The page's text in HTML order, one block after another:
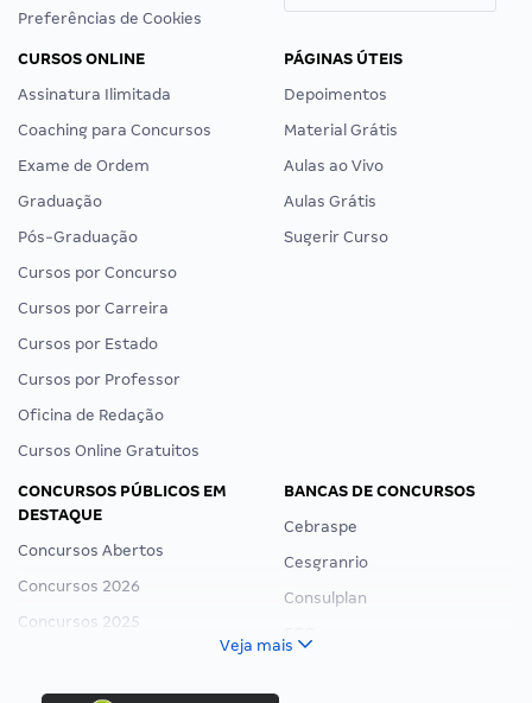
Preferências de Cookies
CURSOS ONLINE
Assinatura Ilimitada
Coaching para Concursos
Exame de Ordem
Graduação
Pós-Graduação
Cursos por Concurso
Cursos por Carreira
Cursos por Estado
Cursos por Professor
Oficina de Redação
Cursos Online Gratuitos
PÁGINAS ÚTEIS
Depoimentos
Material Grátis
Aulas ao Vivo
Aulas Grátis
Sugerir Curso
CONCURSOS PÚBLICOS EM
DESTAQUE
Concursos Abertos
Concursos 2026
Concursos 2025
Concurso Nacional Unificado
Concurso Ibama
BANCAS DE CONCURSOS
Cebraspe
Cesgranrio
Consulplan
Veja mais